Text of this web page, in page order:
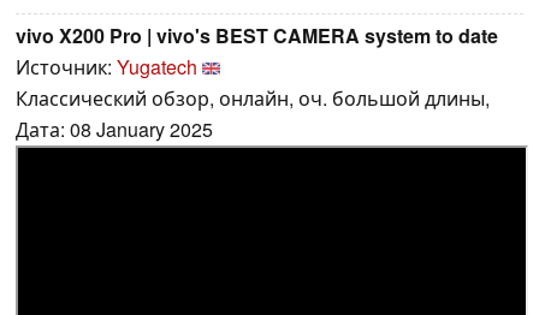
vivo X200 Pro | vivo's BEST CAMERA system to date
Источник: Yugatech
Классический обзор, онлайн, оч. большой длины,
Дата: 08 January 2025